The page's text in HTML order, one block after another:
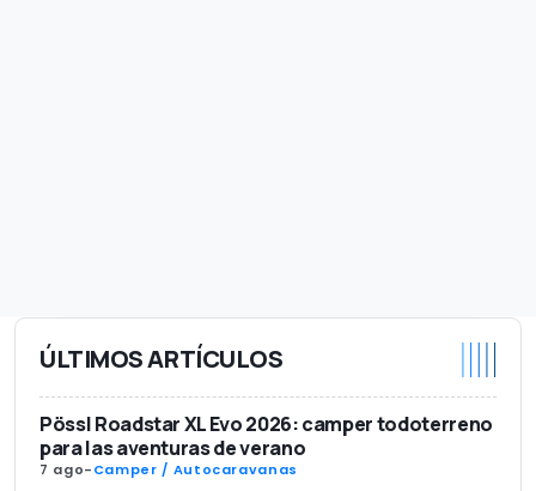
ÚLTIMOS ARTÍCULOS
Pössl Roadstar XL Evo 2026: camper todoterreno
para las aventuras de verano
7 ago-Camper / Autocaravanas